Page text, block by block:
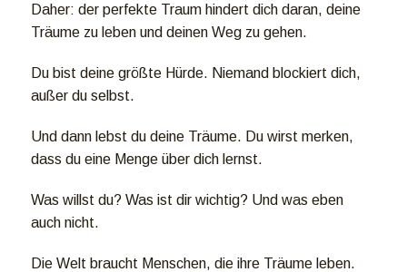
Daher: der perfekte Traum hindert dich daran, deine
Träume zu leben und deinen Weg zu gehen.
Du bist deine größte Hürde. Niemand blockiert dich,
außer du selbst.
Und dann lebst du deine Träume. Du wirst merken,
dass du eine Menge über dich lernst.
Was willst du? Was ist dir wichtig? Und was eben
auch nicht.
Die Welt braucht Menschen, die ihre Träume leben.